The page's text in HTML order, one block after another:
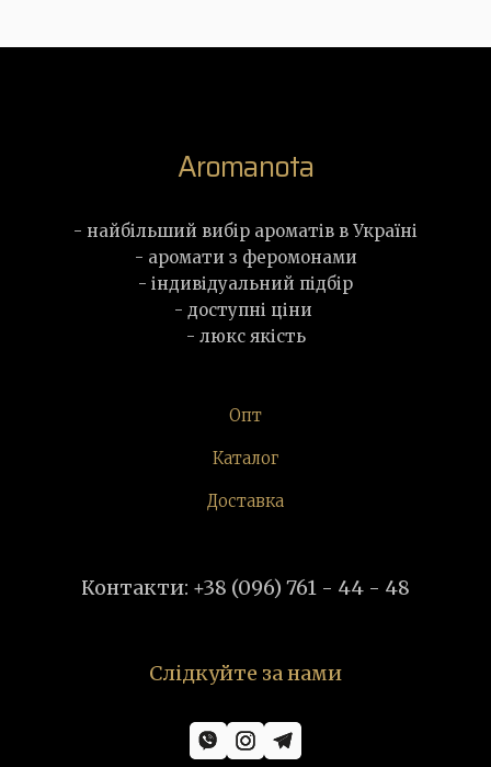
Aromanota
- найбільший вибір ароматів в Україні
- аромати з феромонами
- індивідуальний підбір
- доступні ціни
- люкс якість
Опт
Каталог
Доставка
Контакти: +38 (096) 761 - 44 - 48
Слідкуйте за нами